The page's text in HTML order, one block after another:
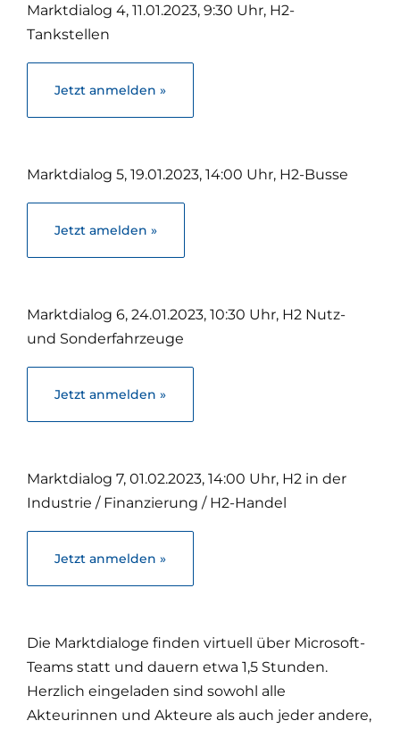
Marktdialog 4, 11.01.2023, 9:30 Uhr, H2-
Tankstellen
Jetzt anmelden »
Marktdialog 5, 19.01.2023, 14:00 Uhr, H2-Busse
Jetzt amelden »
Marktdialog 6, 24.01.2023, 10:30 Uhr, H2 Nutz-
und Sonderfahrzeuge
Jetzt anmelden »
Marktdialog 7, 01.02.2023, 14:00 Uhr, H2 in der
Industrie / Finanzierung / H2-Handel
Jetzt anmelden »
Die Marktdialoge finden virtuell über Microsoft-
Teams statt und dauern etwa 1,5 Stunden.
Herzlich eingeladen sind sowohl alle
Akteurinnen und Akteure als auch jeder andere,